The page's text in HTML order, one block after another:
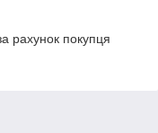
рахунок покупця